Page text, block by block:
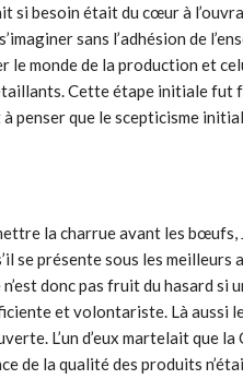
si besoin était du cœur à
sans l’adhésion de
le monde de la production et
Cette étape initiale fut
que le scepticisme
la charrue avant les bœufs,
se présente sous les meilleurs
donc pas fruit du hasard si
et volontariste. Là aussi
L’un d’eux martelait que
de la qualité des produits